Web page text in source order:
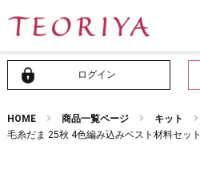
ログイン
HOME 商品一覧ページ キット
毛糸だま 25秋 4色編み込みベスト材料セット